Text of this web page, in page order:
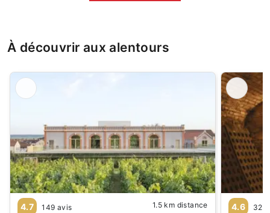
À découvrir aux alentours
4.7 149 avis 1.5 km distance 4.6 32